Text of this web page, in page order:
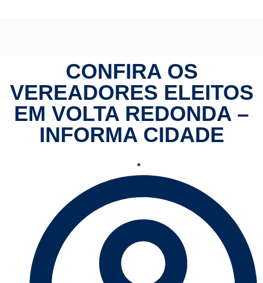
CONFIRA OS
VEREADORES ELEITOS
EM VOLTA REDONDA –
INFORMA CIDADE